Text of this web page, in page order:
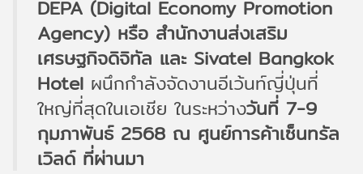
DEPA (Digital Economy Promotion
Agency) หรือ สำนักงานส่งเสริม
เศรษฐกิจดิจิทัล และ Sivatel Bangkok
Hotel ผนึกกำลังจัดงานอีเว้นท์ญี่ปุ่นที่
ใหญ่ที่สุดในเอเชีย ในระหว่างวันที่ 7-9
กุมภาพันธ์ 2568 ณ ศูนย์การค้าเซ็นทรัล
เวิลด์ ที่ผ่านมา